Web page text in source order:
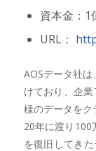
資本金：1
URL：
AOSデータ社
けており、企
様のデータをク
20年に渡り100
を復旧してき